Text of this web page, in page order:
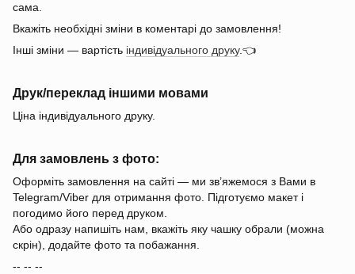
сама.
Вкажіть необхідні зміни в коментарі до замовлення!
Інші зміни — вартість індивідуального друку.👈
Друк/переклад іншими мовами
Ціна індивідуального друку.
Для замовлень з фото:
Оформіть замовлення на сайті — ми зв’яжемося з Вами в
Telegram/Viber для отримання фото. Підготуємо макет і
погодимо його перед друком.
Або одразу напишіть нам, вкажіть яку чашку обрали (можна
скрін), додайте фото та побажання.
-- -- --